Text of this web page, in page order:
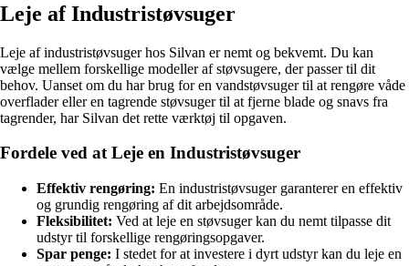
Leje af Industristøvsuger
Leje af industristøvsuger hos Silvan er nemt og bekvemt. Du kan
vælge mellem forskellige modeller af støvsugere, der passer til dit
behov. Uanset om du har brug for en vandstøvsuger til at rengøre våde
overflader eller en tagrende støvsuger til at fjerne blade og snavs fra
tagrender, har Silvan det rette værktøj til opgaven.
Fordele ved at Leje en Industristøvsuger
Effektiv rengøring: En industristøvsuger garanterer en effektiv
og grundig rengøring af dit arbejdsområde.
Fleksibilitet: Ved at leje en støvsuger kan du nemt tilpasse dit
udstyr til forskellige rengøringsopgaver.
Spar penge: I stedet for at investere i dyrt udstyr kan du leje en